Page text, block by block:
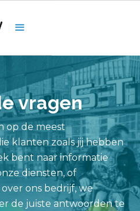
vragen
op de meest
klanten zoals jij hebben
bent naar informatie
diensten, of
ons bedrijf, we
de juiste antwoorden te